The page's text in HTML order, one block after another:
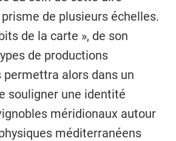
prisme de plusieurs échelles.
de la carte », de son
de productions
permettra alors dans un
souligner une identité
méridionaux autour
méditerranéens